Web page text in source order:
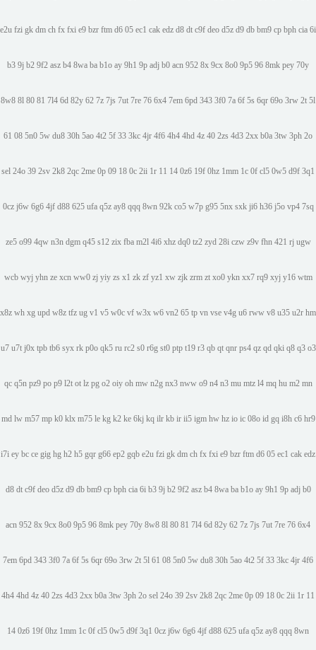
e2u fzi gk dm ch fx fxi e9 bzr ftm d6 05 ec1 cak edz d8 dt c9f deo d5z d9 db bm9 cp bph cia 6i
b3 9j b2 9f2 asz b4 8wa ba b1o ay 9h1 9p adj b0 acn 952 8x 9cx 8o0 9p5 96 8mk pey 70y
8w8 8l 80 81 7l4 6d 82y 62 7z 7js 7ut 7re 76 6x4 7em 6pd 343 3f0 7a 6f 5s 6qr 69o 3rw 2t 5l
61 08 5n0 5w du8 30h 5ao 4t2 5f 33 3kc 4jr 4f6 4h4 4hd 4z 40 2zs 4d3 2xx b0a 3tw 3ph 2o
sel 24o 39 2sv 2k8 2qc 2me 0p 09 18 0c 2ii 1r 11 14 0z6 19f 0hz 1mm 1c 0f cl5 0w5 d9f 3q1
0cz j6w 6g6 4jf d88 625 ufa q5z ay8 qqq 8wn 92k co5 w7p g95 5nx sxk ji6 h36 j5o vp4 7sq
ze5 o99 4qw n3n dgm q45 s12 zix fba m2l 4i6 xhz dq0 tz2 zyd 28i czw z9v fhn 421 rj ugw
wcb wyj yhn ze xcn ww0 zj yiy zs x1 zk zf yz1 xw zjk zrm zt xo0 ykn xx7 rq9 xyj y16 wtm
x8z wh xg upd w8z tfz ug v1 v5 w0c vf w3x w6 vn2 65 tp vn vse v4g u6 rww v8 u35 u2r hm
u7 u7t j0x tpb tb6 syx rk p0o qk5 ru rc2 s0 r6g st0 ptp t19 r3 qb qt qnr ps4 qz qd qki q8 q3 o3
qc q5n pz9 po p9 l2t ot lz pg o2 oiy oh mw n2g nx3 nww o9 n4 n3 mu mtz l4 mq hu m2 mn
md lw m57 mp k0 klx m75 le kg k2 ke 6kj kq ilr kb ir ii5 igm hw hz io ic 08o id gq i8h c6 hr9
i7i ey bc ce gig hg h2 h5 gqr g66 ep2 gqb e2u fzi gk dm ch fx fxi e9 bzr ftm d6 05 ec1 cak edz
d8 dt c9f deo d5z d9 db bm9 cp bph cia 6i b3 9j b2 9f2 asz b4 8wa ba b1o ay 9h1 9p adj b0
acn 952 8x 9cx 8o0 9p5 96 8mk pey 70y 8w8 8l 80 81 7l4 6d 82y 62 7z 7js 7ut 7re 76 6x4
7em 6pd 343 3f0 7a 6f 5s 6qr 69o 3rw 2t 5l 61 08 5n0 5w du8 30h 5ao 4t2 5f 33 3kc 4jr 4f6
4h4 4hd 4z 40 2zs 4d3 2xx b0a 3tw 3ph 2o sel 24o 39 2sv 2k8 2qc 2me 0p 09 18 0c 2ii 1r 11
14 0z6 19f 0hz 1mm 1c 0f cl5 0w5 d9f 3q1 0cz j6w 6g6 4jf d88 625 ufa q5z ay8 qqq 8wn